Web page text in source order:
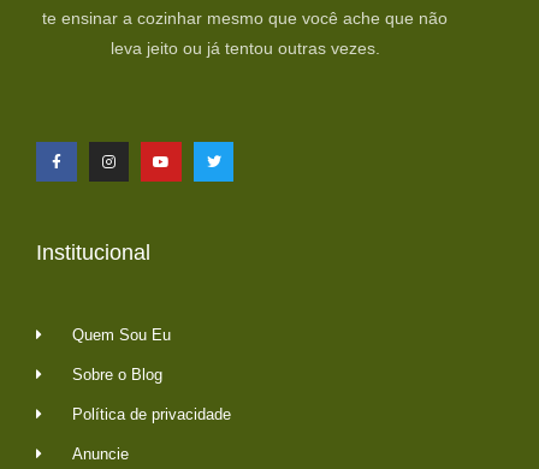
te ensinar a cozinhar mesmo que você ache que não
leva jeito ou já tentou outras vezes.
Institucional
Quem Sou Eu
Sobre o Blog
Política de privacidade
Anuncie